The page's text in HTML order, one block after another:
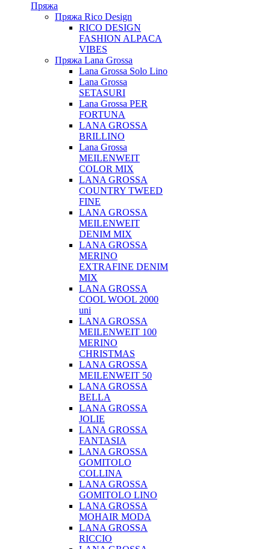
Пряжа
Пряжа Rico Design
RICO DESIGN
FASHION ALPACA
VIBES
Пряжа Lana Grossa
Lana Grossa Solo Lino
Lana Grossa
SETASURI
Lana Grossa PER
FORTUNA
LANA GROSSA
BRILLINO
Lana Grossa
MEILENWEIT
COLOR MIX
LANA GROSSA
COUNTRY TWEED
FINE
LANA GROSSA
MEILENWEIT
DENIM MIX
LANA GROSSA
MERINO
EXTRAFINE DENIM
MIX
LANA GROSSA
COOL WOOL 2000
uni
LANA GROSSA
MEILENWEIT 100
MERINO
CHRISTMAS
LANA GROSSA
MEILENWEIT 50
LANA GROSSA
BELLA
LANA GROSSA
JOLIE
LANA GROSSA
FANTASIA
LANA GROSSA
GOMITOLO
COLLINA
LANA GROSSA
GOMITOLO LINO
LANA GROSSA
MOHAIR MODA
LANA GROSSA
RICCIO